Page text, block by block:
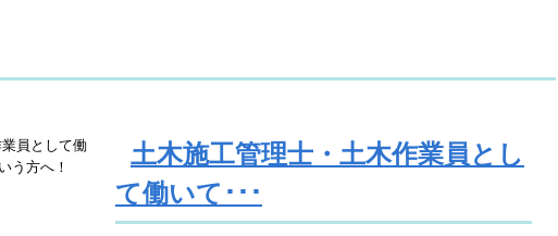
土木施工管理士・土木作業員とし
て働いて･･･